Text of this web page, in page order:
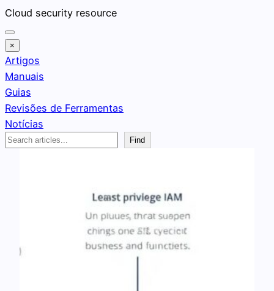
Pular
para
o
conteúdo
Cloud security resource
×
Artigos
Manuais
Guias
Revisões de Ferramentas
Notícias
Search
Find